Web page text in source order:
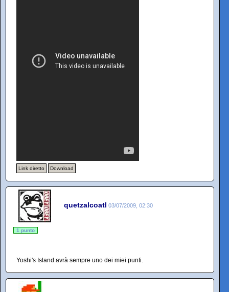
Link diretto Download
quetzalcoatl 03/07/2009, 02:30
1 punto
Yoshi's Island avrà sempre uno dei miei punti.